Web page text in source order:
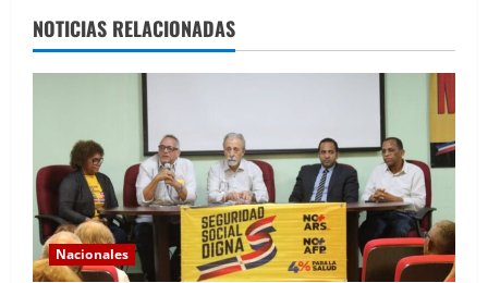
NOTICIAS RELACIONADAS
Nacionales